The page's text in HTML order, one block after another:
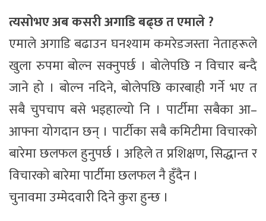
त्यसोभए अब कसरी अगाडि बढ्छ त एमाले ?
एमाले अगाडि बढाउन घनश्याम कमरेडजस्ता नेताहरूले
खुला रुपमा बोल्न सक्नुपर्छ । बोलेपछि न विचार बन्दै
जाने हो । बोल्न नदिने, बोलेपछि कारबाही गर्ने भए त
सबै चुपचाप बसे भइहाल्यो नि । पार्टीमा सबैका आ–
आफ्ना योगदान छन् । पार्टीका सबै कमिटीमा विचारको
बारेमा छलफल हुनुपर्छ । अहिले त प्रशिक्षण, सिद्धान्त र
विचारको बारेमा पार्टीमा छलफल नै हुँदैन ।
चुनावमा उम्मेदवारी दिने कुरा हुन्छ ।